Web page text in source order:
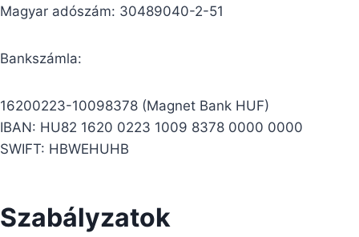
Magyar adószám: 30489040-2-51
Bankszámla:
16200223-10098378 (Magnet Bank HUF)
IBAN: HU82 1620 0223 1009 8378 0000 0000
SWIFT: HBWEHUHB
Szabályzatok